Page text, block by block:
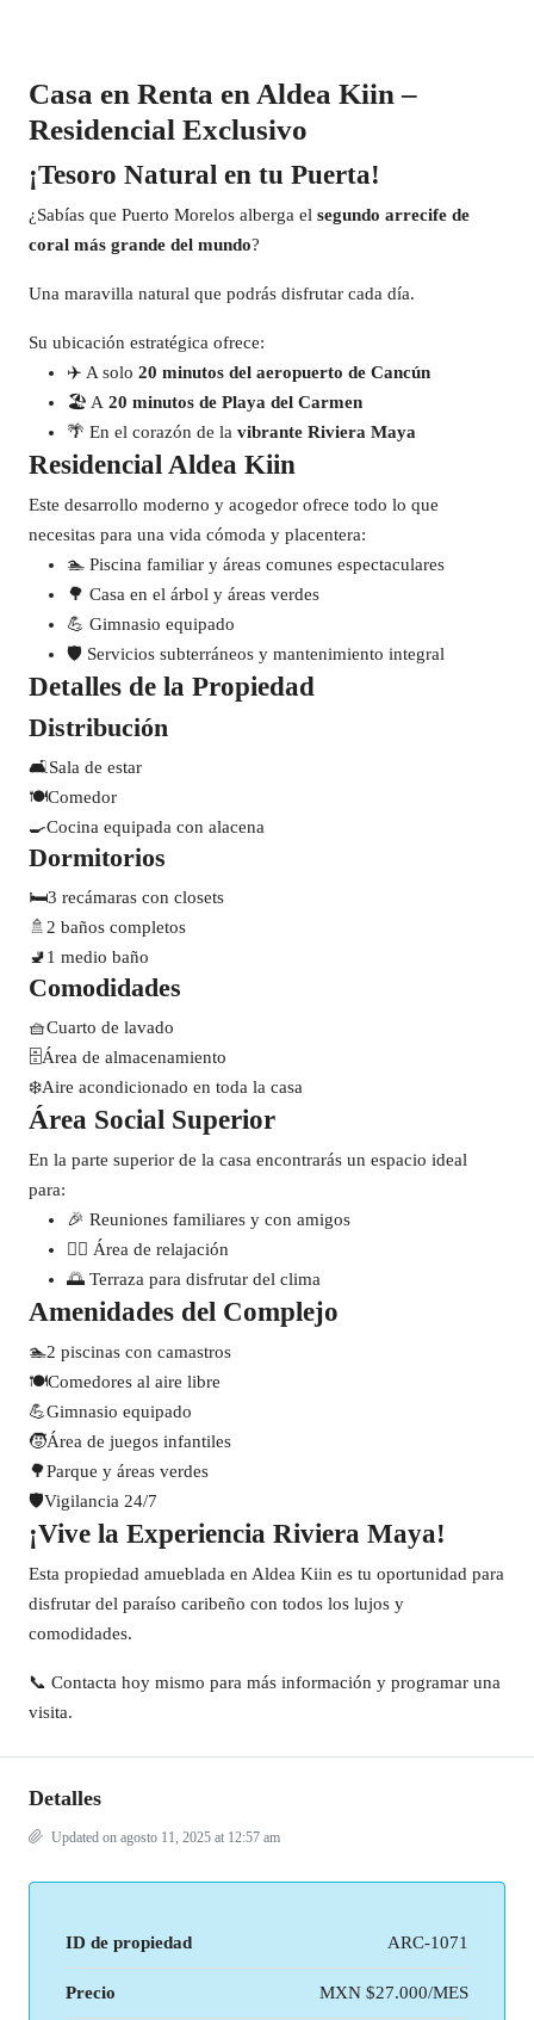
Casa en Renta en Aldea Kiin –
Residencial Exclusivo
¡Tesoro Natural en tu Puerta!
¿Sabías que Puerto Morelos alberga el segundo arrecife de
coral más grande del mundo?
Una maravilla natural que podrás disfrutar cada día.
Su ubicación estratégica ofrece:
✈️ A solo 20 minutos del aeropuerto de Cancún
🏖️ A 20 minutos de Playa del Carmen
🌴 En el corazón de la vibrante Riviera Maya
Residencial Aldea Kiin
Este desarrollo moderno y acogedor ofrece todo lo que
necesitas para una vida cómoda y placentera:
🏊 Piscina familiar y áreas comunes espectaculares
🌳 Casa en el árbol y áreas verdes
💪 Gimnasio equipado
🛡️ Servicios subterráneos y mantenimiento integral
Detalles de la Propiedad
Distribución
🛋️Sala de estar
🍽️Comedor
🍳Cocina equipada con alacena
Dormitorios
🛏️3 recámaras con closets
🚿 2 baños completos
🚽1 medio baño
Comodidades
🧺Cuarto de lavado
🗄️Área de almacenamiento
❄️Aire acondicionado en toda la casa
Área Social Superior
En la parte superior de la casa encontrarás un espacio ideal
para:
🎉 Reuniones familiares y con amigos
🧘‍♀️ Área de relajación
🌅 Terraza para disfrutar del clima
Amenidades del Complejo
🏊2 piscinas con camastros
🍽️Comedores al aire libre
💪Gimnasio equipado
🧒Área de juegos infantiles
🌳Parque y áreas verdes
🛡️Vigilancia 24/7
¡Vive la Experiencia Riviera Maya!
Esta propiedad amueblada en Aldea Kiin es tu oportunidad para
disfrutar del paraíso caribeño con todos los lujos y
comodidades.
📞 Contacta hoy mismo para más información y programar una
visita.
Detalles
Updated on agosto 11, 2025 at 12:57 am
ID de propiedad ARC-1071
Precio MXN $27.000/MES